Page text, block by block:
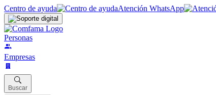
Centro de ayuda Atención WhatsApp
Personas
Empresas
Buscar